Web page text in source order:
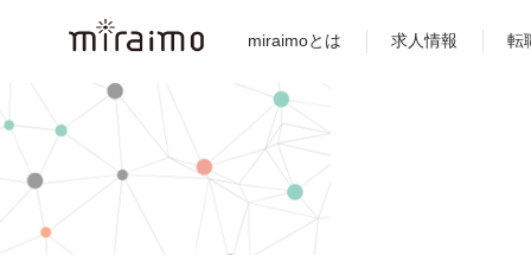
miraimoとは 求人情報 転